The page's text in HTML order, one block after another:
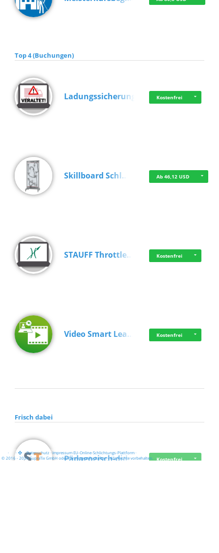
Top 4 (Buchungen)
Ladungssicherung Kostenfrei
Skillboard Schl… Ab 46,12 USD
STAUFF Throttle… Kostenfrei
Video Smart Lea… Kostenfrei
Frisch dabei
Pädagogisch-did… Kostenfrei
· · ·Datenschutz·Impressum EU-Online-Schlichtungs-Plattform·
© 2016 - 2026 SupraTix GmbH oder Partnergesellschaften - Alle Rechte vorbehalten.